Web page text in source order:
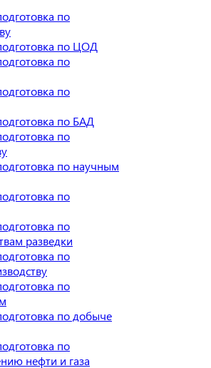
по
по ЦОД
по
по
по БАД
по
по научным
по
по
разведки
по
по
по добыче
по
нефти и газа